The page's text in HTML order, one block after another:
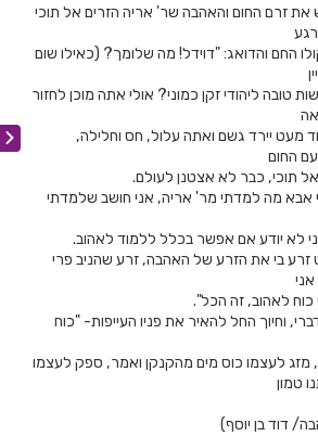
זרם החום והאהבה שר' אריה הזרים אל תוכי
החם והדואג: "דוידל! מה שלומך? (כאילו שום
טובה ליהודי זקן כמוני? אולי אתה מוכן לחזור
מעט יירד גשם ואתה עלול, חס וחלילה,
החום
תוכי, כבר לא אצטנן לעולם.
אבא מה למדתי מר' אריה, אני חושב שלמדתי
לא יודע אם אפשר בכלל ללמוד לאהוב.
זרע בי את הזרע של האהבה, זרע שהניב פרי
לאהוב, זה הכל".
וחיוך החל להאיר את פניו העייפות- "כוח
מזג לעצמו כוס מים מהקנקן ואמר, ספק לעצמו
טמון
דוד בן יוסף)